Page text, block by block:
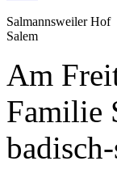
Salmannsweiler Hof
Salem
Am
Familie